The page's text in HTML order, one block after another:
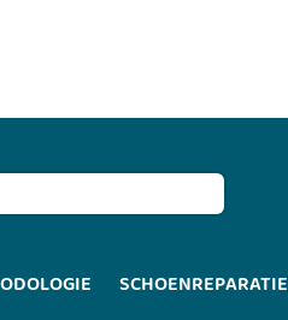
SCHOENREPARATIE